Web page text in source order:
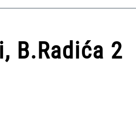
B.Radića 2